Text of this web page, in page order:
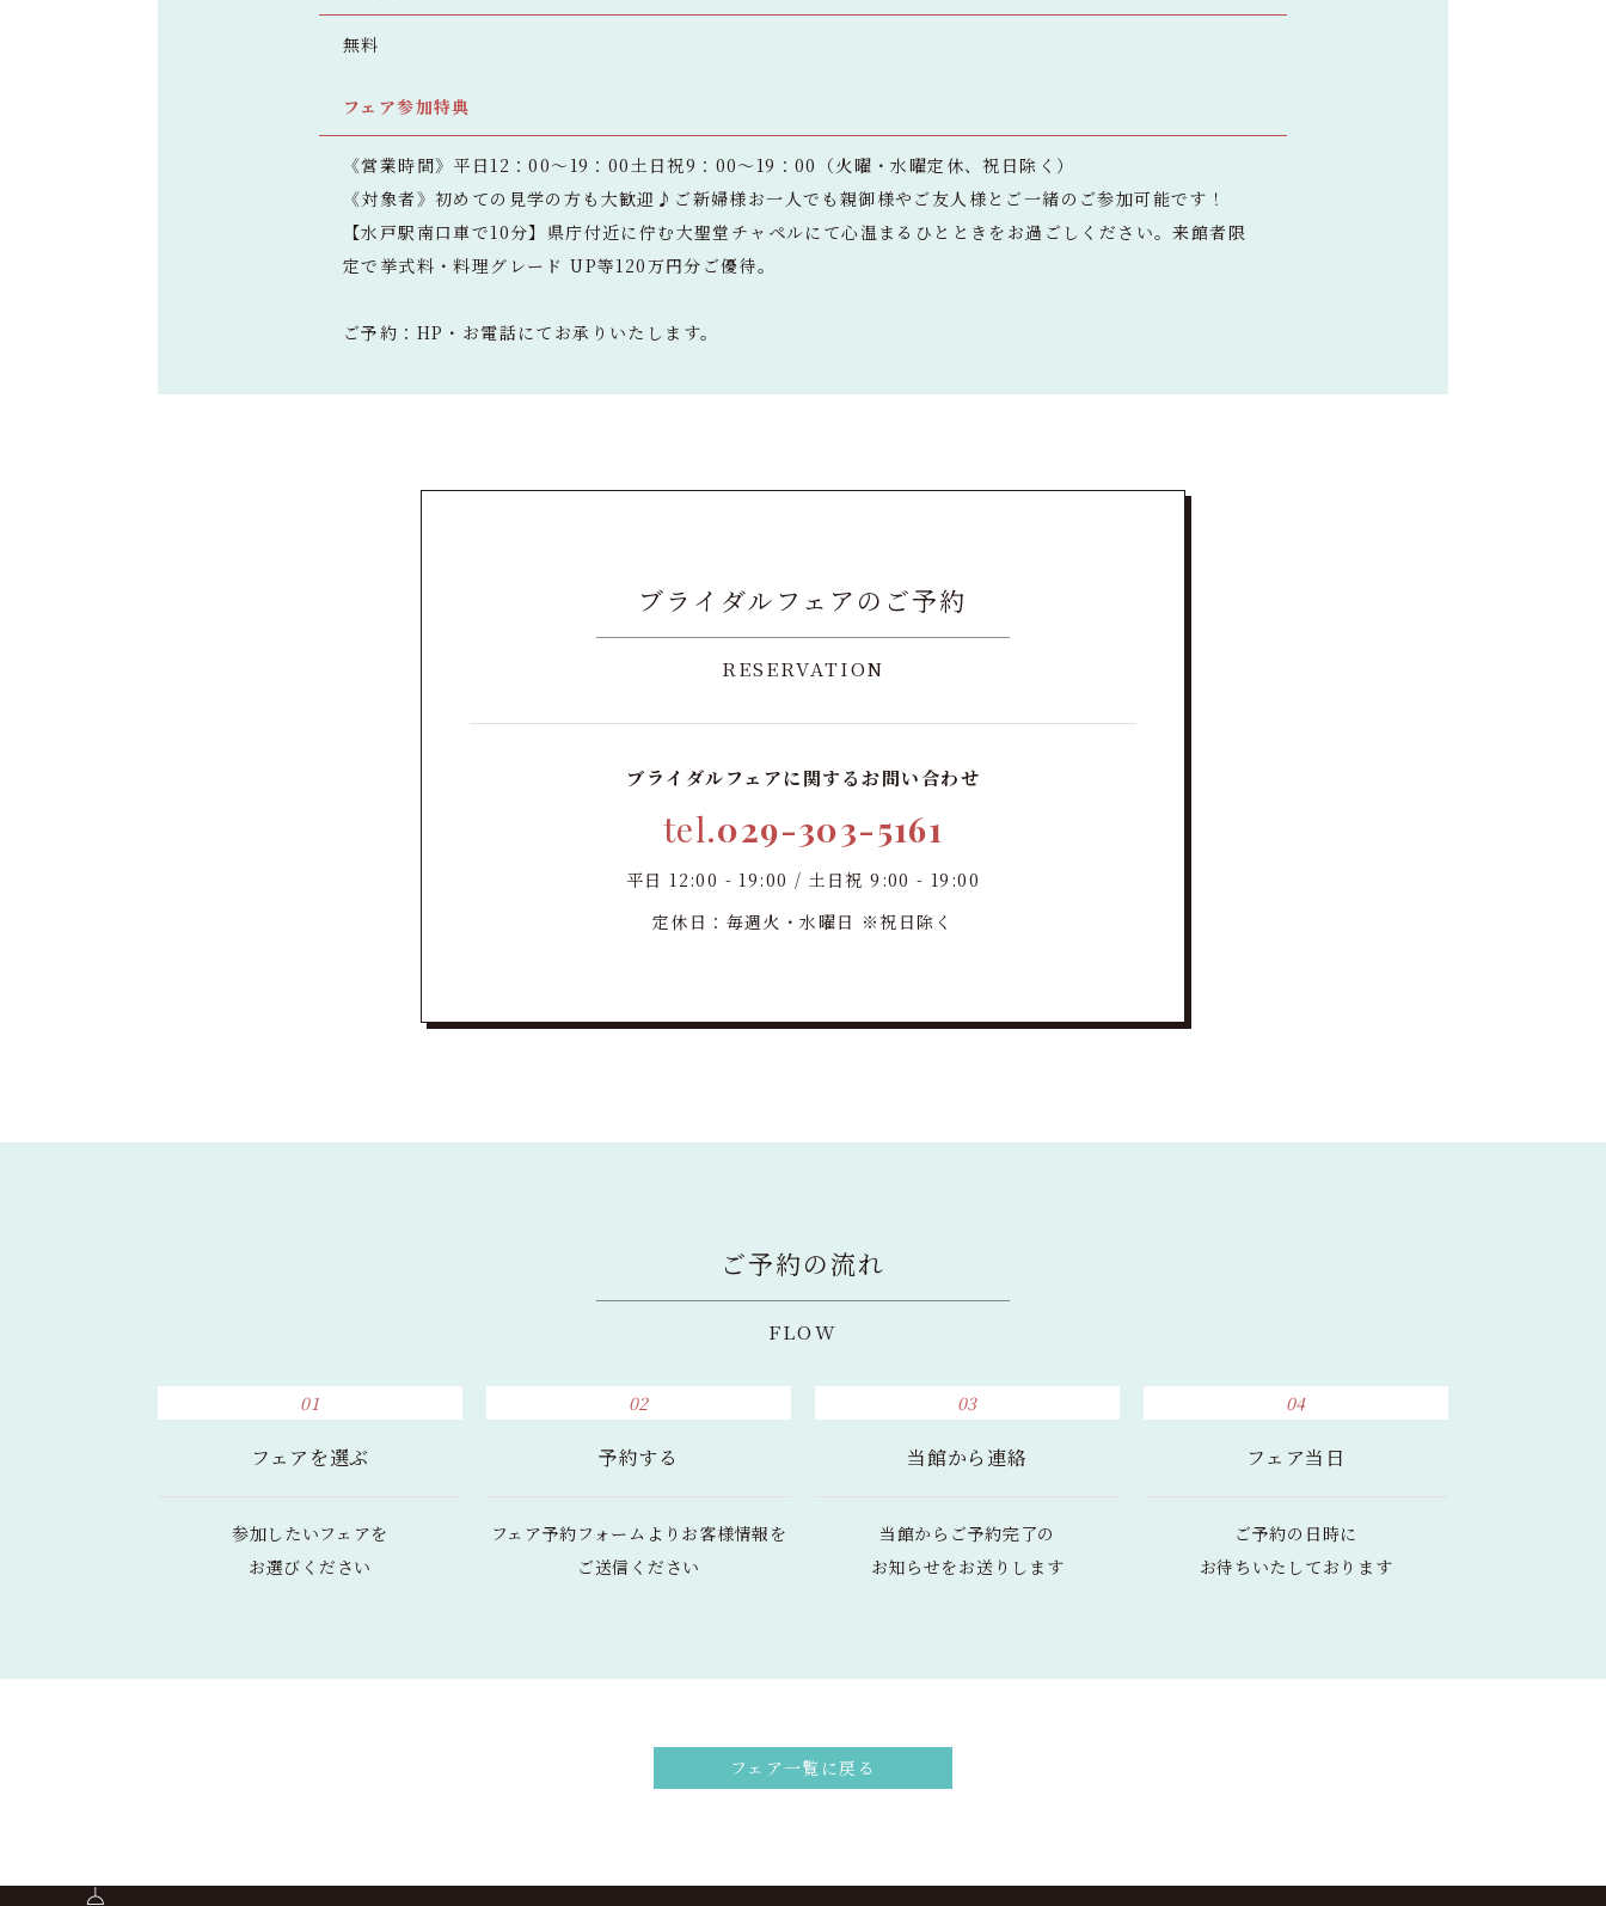
無料
フェア参加特典
《営業時間》平日12：00～19：00土日祝9：00～19：00（火曜・水曜定休、祝日除く）
《対象者》初めての見学の方も大歓迎♪ご新婦様お一人でも親御様やご友人様とご一緒のご参加可能です！
【水戸駅南口車で10分】県庁付近に佇む大聖堂チャペルにて心温まるひとときをお過ごしください。来館者限
定で挙式料・料理グレード UP等120万円分ご優待。
ご予約：HP・お電話にてお承りいたします。
ブライダルフェアのご予約
RESERVATION
ブライダルフェアに関するお問い合わせ
tel.029-303-5161
平日 12:00 - 19:00 / 土日祝 9:00 - 19:00
定休日：毎週火・水曜日 ※祝日除く
ご予約の流れ
FLOW
01
フェアを選ぶ
参加したいフェアを
お選びください
02
予約する
フェア予約フォームより お客様情報を
ご送信ください
03
当館から連絡
当館からご予約完了の
お知らせをお送りします
04
フェア当日
ご予約の日時に
お待ちいたしております
フェア一覧に戻る